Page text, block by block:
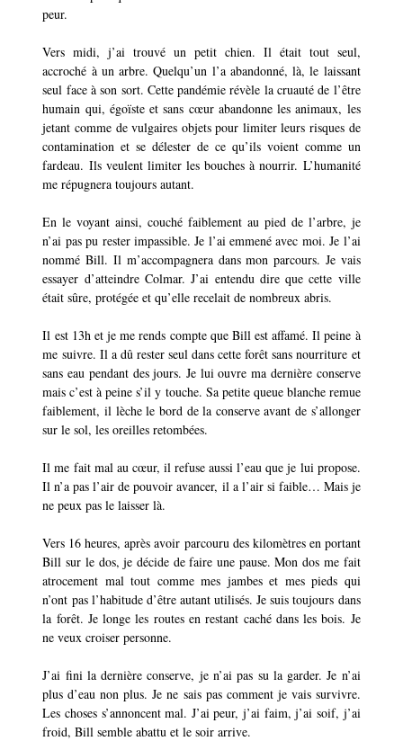
peur.
Vers midi, j’ai trouvé un petit chien. Il était tout seul,
accroché à un arbre. Quelqu’un l’a abandonné, là, le laissant
seul face à son sort. Cette pandémie révèle la cruauté de l’être
humain qui, égoïste et sans cœur abandonne les animaux, les
jetant comme de vulgaires objets pour limiter leurs risques de
contamination et se délester de ce qu’ils voient comme un
fardeau. Ils veulent limiter les bouches à nourrir. L’humanité
me répugnera toujours autant.
En le voyant ainsi, couché faiblement au pied de l’arbre, je
n’ai pas pu rester impassible. Je l’ai emmené avec moi. Je l’ai
nommé Bill. Il m’accompagnera dans mon parcours. Je vais
essayer d’atteindre Colmar. J’ai entendu dire que cette ville
était sûre, protégée et qu’elle recelait de nombreux abris.
Il est 13h et je me rends compte que Bill est affamé. Il peine à
me suivre. Il a dû rester seul dans cette forêt sans nourriture et
sans eau pendant des jours. Je lui ouvre ma dernière conserve
mais c’est à peine s’il y touche. Sa petite queue blanche remue
faiblement, il lèche le bord de la conserve avant de s’allonger
sur le sol, les oreilles retombées.
Il me fait mal au cœur, il refuse aussi l’eau que je lui propose.
Il n’a pas l’air de pouvoir avancer, il a l’air si faible… Mais je
ne peux pas le laisser là.
Vers 16 heures, après avoir parcouru des kilomètres en portant
Bill sur le dos, je décide de faire une pause. Mon dos me fait
atrocement mal tout comme mes jambes et mes pieds qui
n’ont pas l’habitude d’être autant utilisés. Je suis toujours dans
la forêt. Je longe les routes en restant caché dans les bois. Je
ne veux croiser personne.
J’ai fini la dernière conserve, je n’ai pas su la garder. Je n’ai
plus d’eau non plus. Je ne sais pas comment je vais survivre.
Les choses s’annoncent mal. J’ai peur, j’ai faim, j’ai soif, j’ai
froid, Bill semble abattu et le soir arrive.